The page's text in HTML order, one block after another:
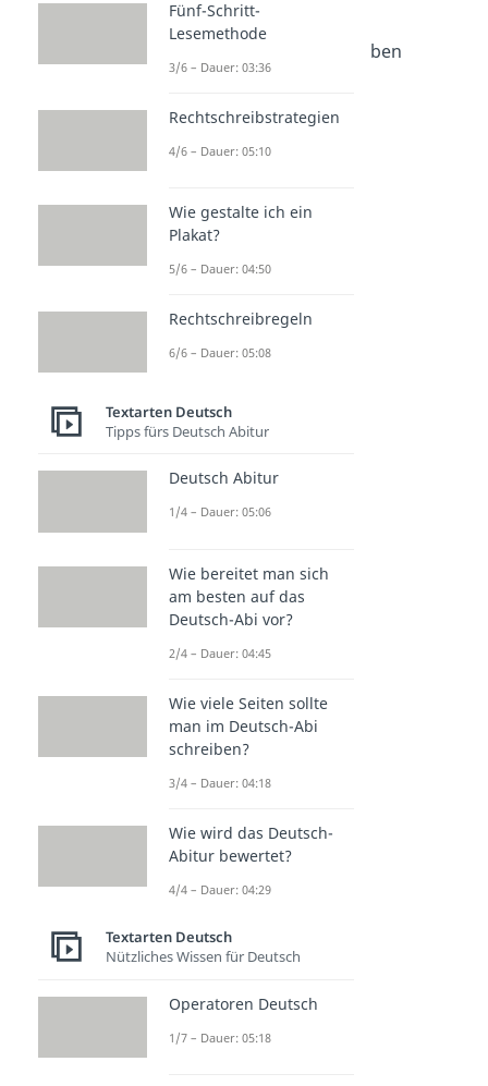
Brief schreiben
Dauer: 04:35
Weihnachtskarte schreiben
Dauer: 03:12
Fünf-Schritt-
Lesemethode
3/6 – Dauer: 03:36
Rechtschreibstrategien
4/6 – Dauer: 05:10
Wie gestalte ich ein
Plakat?
5/6 – Dauer: 04:50
Rechtschreibregeln
6/6 – Dauer: 05:08
Textarten Deutsch
Tipps fürs Deutsch Abitur
Deutsch Abitur
1/4 – Dauer: 05:06
Wie bereitet man sich
am besten auf das
Deutsch-Abi vor?
2/4 – Dauer: 04:45
Wie viele Seiten sollte
man im Deutsch-Abi
schreiben?
3/4 – Dauer: 04:18
Wie wird das Deutsch-
Abitur bewertet?
4/4 – Dauer: 04:29
Textarten Deutsch
Nützliches Wissen für Deutsch
Operatoren Deutsch
1/7 – Dauer: 05:18